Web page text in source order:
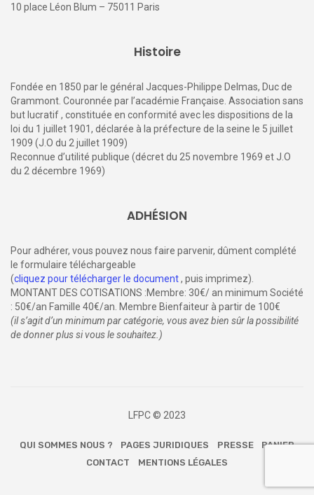
10 place Léon Blum – 75011 Paris
Histoire
Fondée en 1850 par le général Jacques-Philippe Delmas, Duc de
Grammont. Couronnée par l’académie Française. Association sans
but lucratif , constituée en conformité avec les dispositions de la
loi du 1 juillet 1901, déclarée à la préfecture de la seine le 5 juillet
1909 (J.O du 2 juillet 1909)
Reconnue d’utilité publique (décret du 25 novembre 1969 et J.O
du 2 décembre 1969)
ADHÉSION
Pour adhérer, vous pouvez nous faire parvenir, dûment complété
le formulaire téléchargeable
(cliquez pour télécharger le document, puis imprimez).
MONTANT DES COTISATIONS :Membre: 30€/ an minimum Société
: 50€/an Famille 40€/an. Membre Bienfaiteur à partir de 100€
(il s’agit d’un minimum par catégorie, vous avez bien sûr la possibilité
de donner plus si vous le souhaitez.)
LFPC © 2023
QUI SOMMES NOUS ? PAGES JURIDIQUES PRESSE
PANIER
CONTACT
MENTIONS LÉGALES